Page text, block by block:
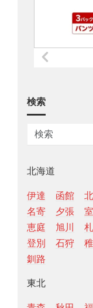
検索
北海道
伊達 函館
名寄
夕張
恵庭
旭川
登別
石狩
釧路
東北